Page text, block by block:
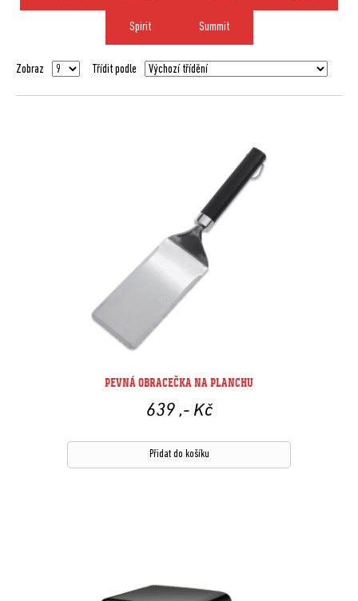
Spirit Summit
Zobraz Třídit podle
PEVNÁ OBRACEČKA NA PLANCHU
639 ,- Kč
Přidat do košíku